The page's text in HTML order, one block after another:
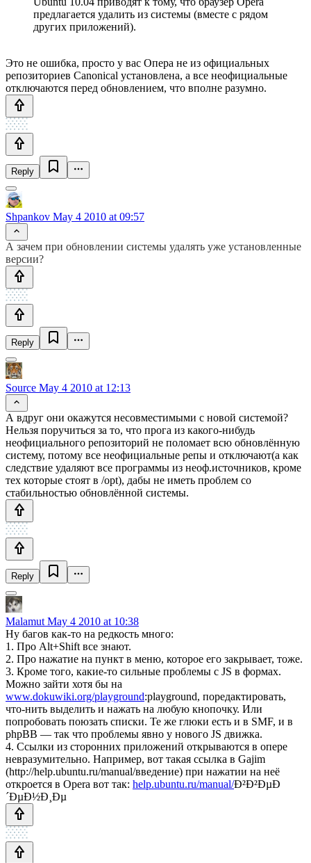
предлагается удалить из системы (вместе с рядом
других приложений).
Это не ошибка, просто у вас Опера не из официальных
репозиториев Canonical установлена, а все неофициальные
отключаются перед обновлением, что вполне разумно.
Reply
Shpankov May 4 2010 at 09:57
А зачем при обновлении системы удалять уже установленные
версии?
Reply
Source May 4 2010 at 12:13
А вдруг они окажутся несовместимыми с новой системой?
Нельзя поручиться за то, что прога из какого-нибудь
неофициального репозиторий не поломает всю обновлённую
систему, потому все неофициальные репы и отключают(а как
следствие удаляют все программы из неоф.источников, кроме
тех которые стоят в /opt), дабы не иметь проблем со
стабильностью обновлённой системы.
Reply
Malamut May 4 2010 at 10:38
Ну багов как-то на редкость много:
1. Про Alt+Shift все знают.
2. Про нажатие на пункт в меню, которое его закрывает, тоже.
3. Кроме того, какие-то сильные проблемы с JS в формах.
Можно зайти хотя бы на
www.dokuwiki.org/playground:playground, поредактировать,
что-нить выделить и нажать на любую кнопочку. Или
попробовать поюзать списки. Те же глюки есть и в SMF, и в
phpBB — так что проблемы явно у нового JS движка.
4. Ссылки из сторонних приложений открываются в опере
невразумительно. Например, вот такая ссылка в Gajim
(http://help.ubuntu.ru/manual/введение) при нажатии на неё
откроется в Opera вот так: help.ubuntu.ru/manual/Ð²Ð²ÐµÐ
´ÐµÐ½Ð¸Ðµ